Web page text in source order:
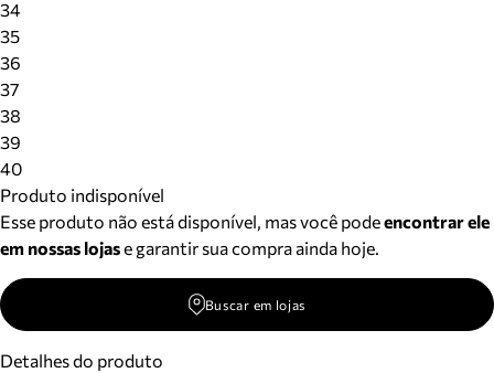
34
35
36
37
38
39
40
Produto indisponível
Esse produto não está disponível, mas você podeencontrar ele
em nossas lojase garantir sua compra ainda hoje.
Buscar em lojas
Detalhes do produto